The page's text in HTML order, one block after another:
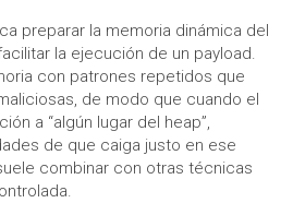
preparar la memoria dinámica del
la ejecución de un payload.
con patrones repetidos que
de modo que cuando el
a “algún lugar del heap”,
de que caiga justo en ese
combinar con otras técnicas